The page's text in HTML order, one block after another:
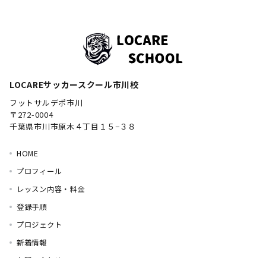
LOCAREサッカースクール市川校
フットサルデポ市川
〒272-0004
千葉県市川市原木４丁目１５−３８
HOME
プロフィール
レッスン内容・料金
登録手順
プロジェクト
新着情報